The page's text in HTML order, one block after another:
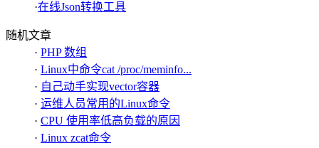
·在线Json转换工具
随机文章
· PHP 数组
· Linux中命令cat /proc/meminfo...
· 自己动手实现vector容器
· 运维人员常用的Linux命令
· CPU 使用率低高负载的原因
· Linux zcat命令